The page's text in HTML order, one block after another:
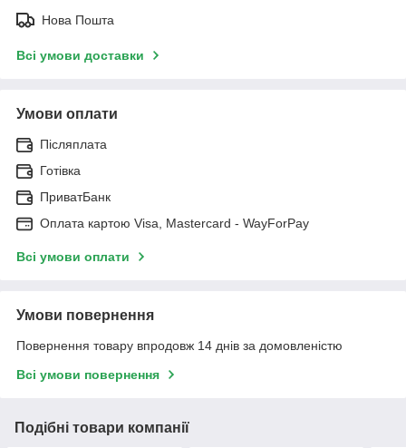
Нова Пошта
Всі умови доставки
Умови оплати
Післяплата
Готівка
ПриватБанк
Оплата картою Visa, Mastercard - WayForPay
Всі умови оплати
Умови повернення
Повернення товару впродовж 14 днів за домовленістю
Всі умови повернення
Подібні товари компанії